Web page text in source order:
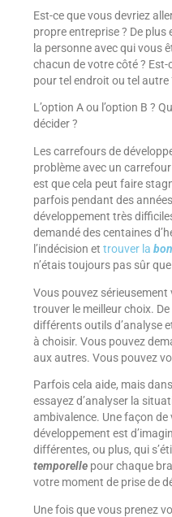
Est-ce que vous devriez
propre entreprise ? De plus
la personne avec qui vous
chacun de votre côté ?
pour tel endroit ou tel autre
L’option A ou l’option B ?
décider ?
Les carrefours de
problème avec un
est que cela peut faire
parfois pendant des
développement très
demandé des centaines
l’indécision et trouver la
n’étais toujours pas sûr
Vous pouvez sérieusement
trouver le meilleur choix.
différents outils d’analyse
à choisir. Vous pouvez
aux autres. Vous pouvez
Parfois cela aide, mais
essayez d’analyser la
ambivalence. Une façon
développement est
différentes, ou plus, qui
temporellepour chaque
votre moment de prise de
Une fois que vous prenez